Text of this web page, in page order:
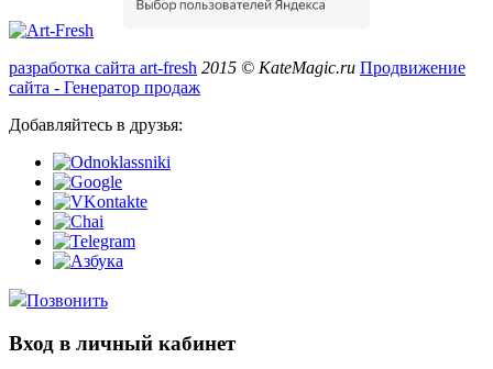
разработка сайта art-fresh 2015 © KateMagic.ru Продвижение
сайта - Генератор продаж
Добавляйтесь в друзья:
Позвонить
Вход в личный кабинет